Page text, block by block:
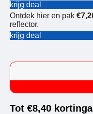
krijg deal
Ontdek hier en pak
reflector.
krijg deal
Tot €8,40